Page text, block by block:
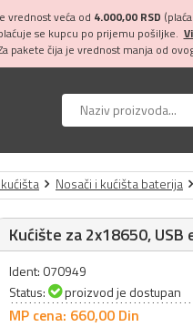
vrednost veća od 4.000,00 RSD
se kupcu po prijemu pošiljke.
pakete čija je vrednost manja od
Nosači i kućišta baterija
Kućište za 2x18650,
Ident: 070949
Status:
proizvod je dostupan
MP cena: 660,00 Din